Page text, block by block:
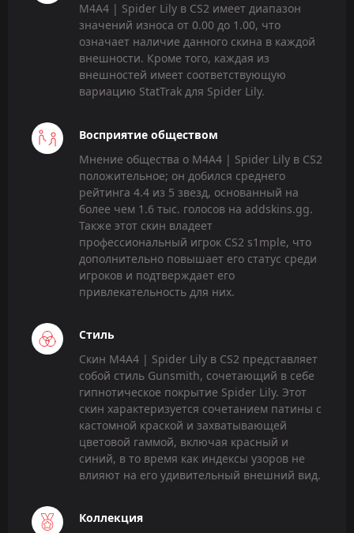
M4A4 | Spider Lily в CS2 имеет диапазон
значений износа от 0.00 до 1.00, что
означает наличие данного скина в каждой
внешности. Кроме того, каждая из
внешностей имеет соответствующую
вариацию StatTrak для Spider Lily.
Восприятие обществом
Мнение общества о M4A4 | Spider Lily в CS2
положительное; он добился среднего
рейтинга 4.4 из 5 звезд, основанный на
более чем 1.6 тыс. голосов на addskins.gg.
Также этот скин владеет
профессиональный игрок CS2 s1mple, что
дополнительно повышает его статус среди
игроков и подтверждает его
привлекательность для них.
Стиль
Скин M4A4 | Spider Lily в CS2 представляет
собой стиль Gunsmith, сочетающий в себе
гипнотическое покрытие Spider Lily. Этот
скин характеризуется сочетанием патины с
кастомной краской и захватывающей
цветовой гаммой, включая красный и
синий, в то время как индексы узоров не
влияют на его удивительный внешний вид.
Коллекция